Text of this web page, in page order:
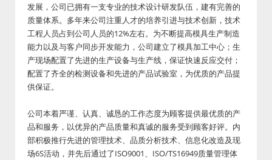
发展，公司已拥有一支专业的技术设计研发队伍，建有完善的
质量体系。多年来公司注重人才的培养引进与技术创新，技术
工程人员占到公司人员的12%左右。为不断提高模具生产制造
能力以及与客户同步开发能力，公司建立了模具加工中心；生
产现场配置了先进的生产设备与生产线，保证快速反应交付；
配置了齐全的检测设备和先进的产品试验室，为优质的产品提
供保证。
公司本着严谨、认真、诚恳的工作态度为顾客提供最优质的产
品和服务，以优异的产品质量和真诚的服务受到顾客好评。内
部积极推行先进的管理技术、品质分析技术、信息化改造及现
场6S活动，并先后通过了ISO9001、ISO/TS16949质量管理体